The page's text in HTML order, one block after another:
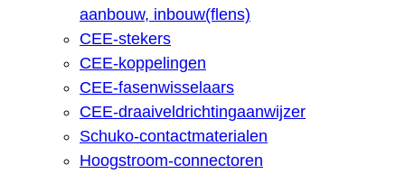
aanbouw, inbouw(flens)
CEE-stekers
CEE-koppelingen
CEE-fasenwisselaars
CEE-draaiveldrichtingaanwijzer
Schuko-contactmaterialen
Hoogstroom-connectoren